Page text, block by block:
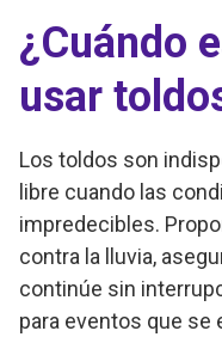
¿Cuándo
usar
Los toldos son
libre cuando las
impredecibles.
contra la lluvia,
continúe sin
para eventos que se